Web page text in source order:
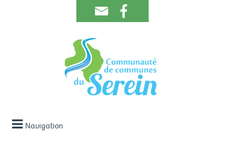
Navigation